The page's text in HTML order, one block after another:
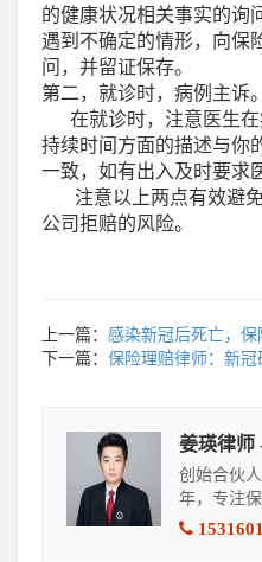
的健康状况相关事实的询
遇到不确定的情形，向保
问，并留证保存。
第二，就诊时，病例主诉。
在就诊时，注意医生在
持续时间方面的描述与你
一致，如有出入及时要求
注意以上两点有效避免
公司拒赔的风险。
上一篇： 感染新冠后死亡，保
下一篇： 保险理赔律师：新
姜瑛律师
创始合伙
年，专注